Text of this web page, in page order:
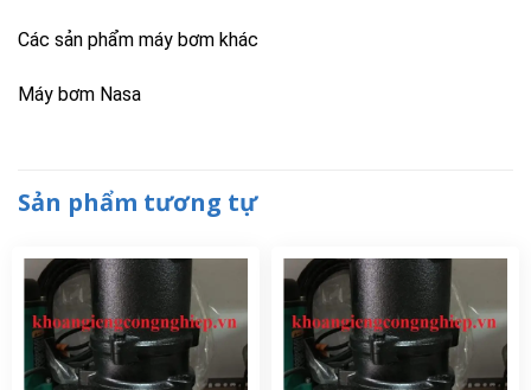
Các sản phẩm máy bơm khác
Máy bơm Nasa
Sản phẩm tương tự